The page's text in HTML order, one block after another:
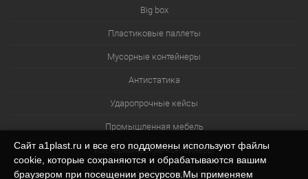
Big box
Пластиковые паллеты
Мусорные контейнеры
Антистатика
Ударопрочные кейсы
Промышленная мебель
Изотермические контейнеры
Контейнеры для технических нужд
Сайт a1plast.ru и все его поддомены используют файлы
cookie, которые сохраняются и обрабатываются вашим
браузером при посещении ресурсов.Мы применяем